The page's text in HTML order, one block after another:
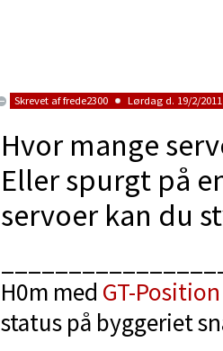
Skrevet affrede2300 Lørdag d. 19/2/2011
Hvor mange
Eller spurgt på
servoer kan du
H0m med GT-Position
status på byggeriet